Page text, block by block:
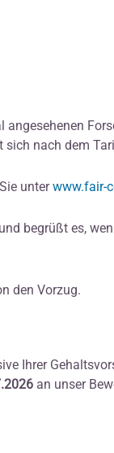
nach dem
unterwww.fair-
begrüßt es,
den Vorzug.
Ihrer
an unser